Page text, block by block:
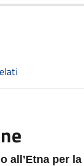
all’Etna per